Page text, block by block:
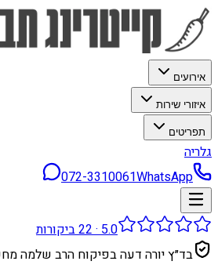
אירועים
איזורי שירות
תפריטים
גלריה
072-3310061WhatsApp
5.0
·
22ביקורות
בד״ץ יורה דעה בפיקוח הרב שלמה